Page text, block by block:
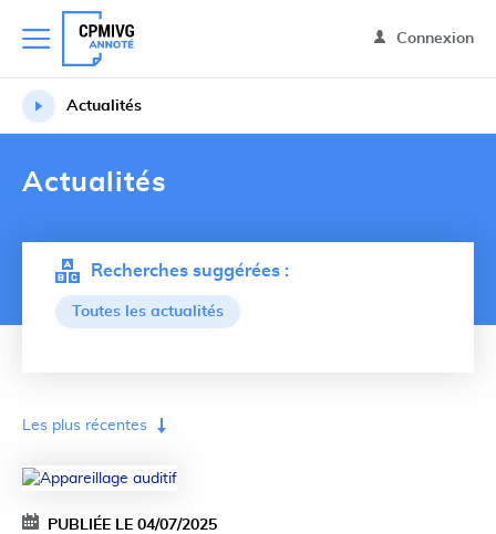
Connexion
Actualités
Actualités
Recherches suggérées :
Toutes les actualités
Les plus récentes
PUBLIÉE LE 04/07/2025